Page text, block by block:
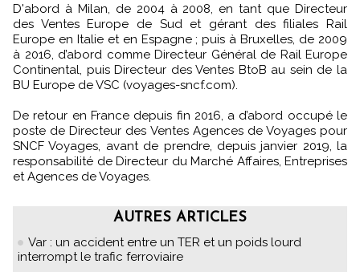
D'abord à Milan, de 2004 à 2008, en tant que Directeur
des Ventes Europe de Sud et gérant des filiales Rail
Europe en Italie et en Espagne ; puis à Bruxelles, de 2009
à 2016, d’abord comme Directeur Général de Rail Europe
Continental, puis Directeur des Ventes BtoB au sein de la
BU Europe de VSC (voyages-sncf.com).
De retour en France depuis fin 2016, a d’abord occupé le
poste de Directeur des Ventes Agences de Voyages pour
SNCF Voyages, avant de prendre, depuis janvier 2019, la
responsabilité de Directeur du Marché Affaires, Entreprises
et Agences de Voyages.
AUTRES ARTICLES
Var : un accident entre un TER et un poids lourd
interrompt le trafic ferroviaire